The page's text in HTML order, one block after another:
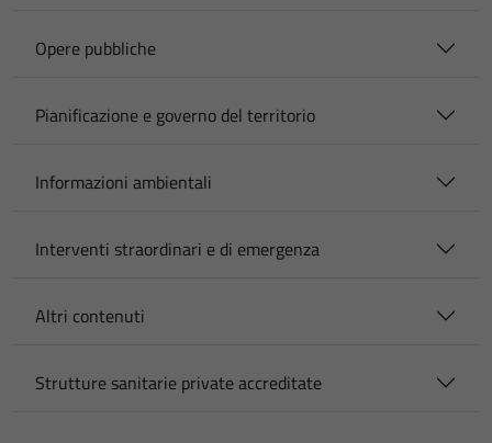
Opere pubbliche
Pianificazione e governo del territorio
Informazioni ambientali
Interventi straordinari e di emergenza
Altri contenuti
Strutture sanitarie private accreditate